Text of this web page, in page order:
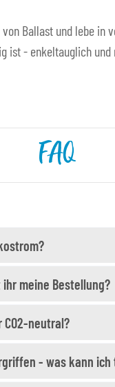
Ballast und lebe in
ist - enkeltauglich und
FAQ
meine Bestellung?
neutral?
- was kann ich